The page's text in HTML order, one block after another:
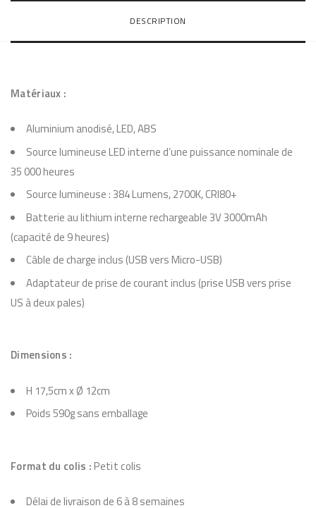
a
p
e
d
e
a
n
m
d
e
n
d’envie
s
DESCRIPTION
Matériaux :
Aluminium anodisé, LED, ABS
Source lumineuse LED interne d’une puissance nominale de
35 000 heures
Source lumineuse : 384 Lumens, 2700K, CRI80+
Batterie au lithium interne rechargeable 3V 3000mAh
(capacité de 9 heures)
Câble de charge inclus (USB vers Micro-USB)
Adaptateur de prise de courant inclus (prise USB vers prise
US à deux pales)
Dimensions :
H 17,5cm x Ø 12cm
Poids 590g sans emballage
Format du colis :Petit colis
Délai de livraison de 6 à 8 semaines